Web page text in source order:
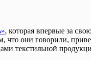
, которая впервые за
они говорили,
текстильной